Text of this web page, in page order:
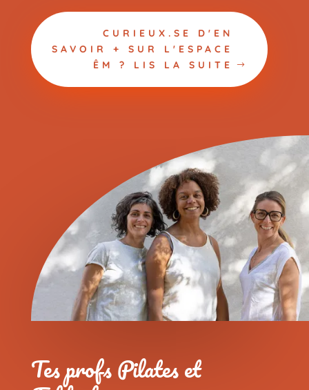
CURIEUX.SE D'EN
SAVOIR + SUR L'ESPACE
ÊM ? LIS LA SUITE
Tes profsPilates et